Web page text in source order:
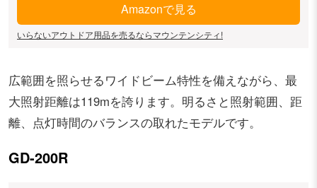
Amazonで見る
いらないアウトドア用品を売るならマウンテンシティ!
広範囲を照らせるワイドビーム特性を備えながら、最
大照射距離は119mを誇ります。明るさと照射範囲、距
離、点灯時間のバランスの取れたモデルです。
GD-200R